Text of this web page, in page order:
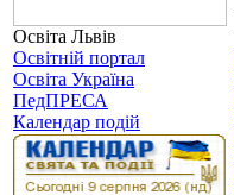
Освіта Львів
Освітній портал
Освіта Україна
ПедПРЕСА
Календар подій